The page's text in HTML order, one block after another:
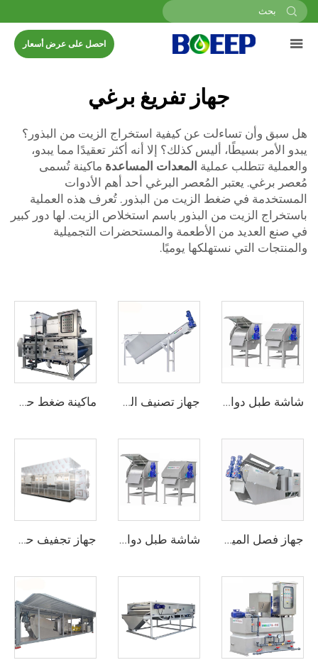
احصل على عرض أسعار
جهاز تفريغ برغي
هل سبق وأن تساءلت عن كيفية استخراج الزيت من البذور؟
يبدو الأمر بسيطًا، أليس كذلك؟ إلا أنه أكثر تعقيدًا مما يبدو،
والعملية تتطلب عملية المعدات المساعدة ماكينة تُسمى
مُعصر برغي. يعتبر المُعصر البرغي أحد أهم الأدوات
المستخدمة في ضغط الزيت من البذور. تُعرف هذه العملية
باستخراج الزيت من البذور باسم استخلاص الزيت. لها دور كبير
في صنع العديد من الأطعمة والمستحضرات التجميلية
والمنتجات التي نستهلكها يوميًا.
شاشة طبل دوارة خارجية جهاز تصنيف الرمال ماكينة ضغط حزام بالطبل الدوار
جهاز فصل المياه بالضغط Archimedes شاشة طبل دوارة خارجية جهاز تجفيف حزام منخفض درجة الحرارة بمضخة حرارية